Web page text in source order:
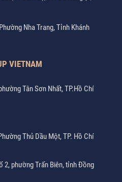
Nha Trang, Tỉnh Khánh
VIETNAM
Tân Sơn Nhất, TP.Hồ Chí
Thủ Dầu Một, TP. Hồ Chí
2, phường Trấn Biên, tỉnh Đồng